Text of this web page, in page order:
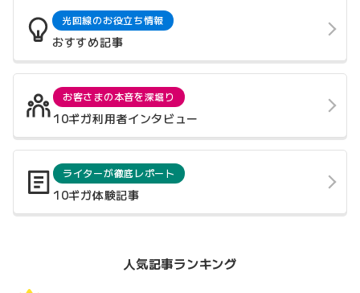
光回線のお役立ち情報
おすすめ記事
お客さまの本音を深堀り
10ギガ利用者インタビュー
ライターが徹底レポート
10ギガ体験記事
人気記事ランキング